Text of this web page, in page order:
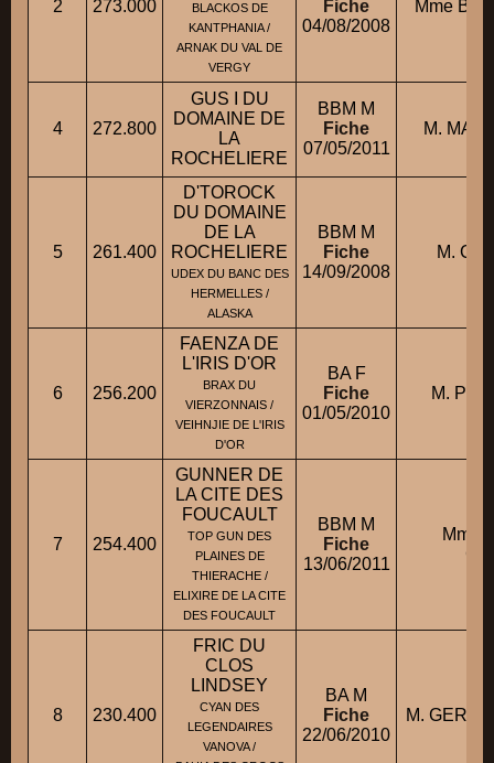
2 273.000
BLACKOS DE
KANTPHANIA /
ARNAK DU VAL DE
VERGY
Fiche
04/08/2008
Mme
4 272.800
GUS I DU
DOMAINE DE
LA
ROCHELIERE
BBM M
Fiche
07/05/2011
M.
5 261.400
D'TOROCK
DU DOMAINE
DE LA
ROCHELIERE
UDEX DU BANC DES
HERMELLES /
ALASKA
BBM M
Fiche
14/09/2008
M.
6 256.200
FAENZA DE
L'IRIS D'OR
BRAX DU
VIERZONNAIS /
VEIHNJIE DE L'IRIS
D'OR
BA F
Fiche
01/05/2010
M.
7 254.400
GUNNER DE
LA CITE DES
FOUCAULT
TOP GUN DES
PLAINES DE
THIERACHE /
ELIXIRE DE LA CITE
DES FOUCAULT
BBM M
Fiche
13/06/2011
Mme
8 230.400
FRIC DU
CLOS
LINDSEY
CYAN DES
LEGENDAIRES
VANOVA /
BA M
Fiche
22/06/2010
M.